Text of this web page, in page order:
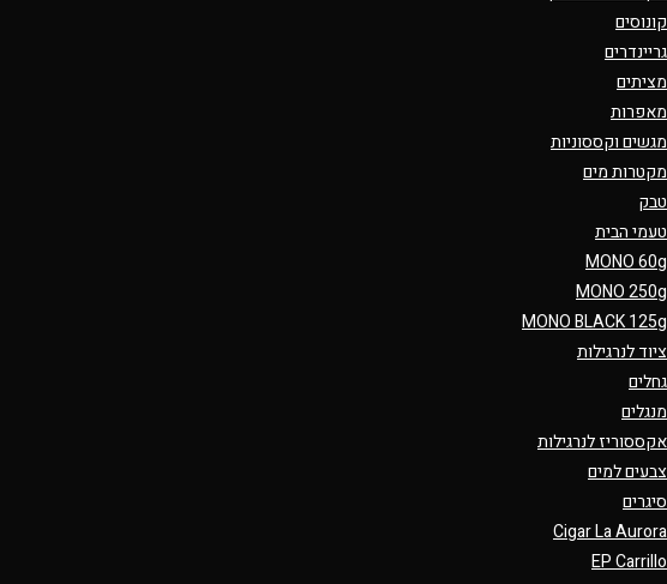
קונוסים
גריינדרים
מציתים
מאפרות
מגשים וקססוניות
מקטרות מים
טבק
טעמי הבית
MONO 60g
MONO 250g
MONO BLACK 125g
ציוד לנרגילות
גחלים
מנגלים
אקססוריז לנרגילות
צבעים למים
סיגרים
Cigar La Aurora
EP Carrillo